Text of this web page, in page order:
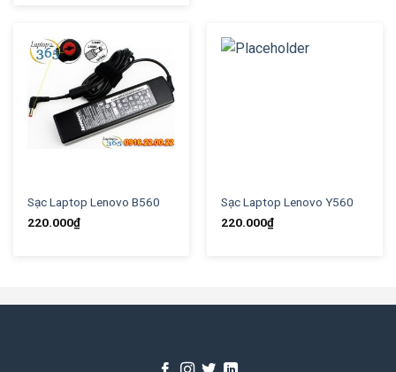
Sạc Laptop Lenovo B560
220.000₫
Sạc Laptop Lenovo Y560
220.000₫